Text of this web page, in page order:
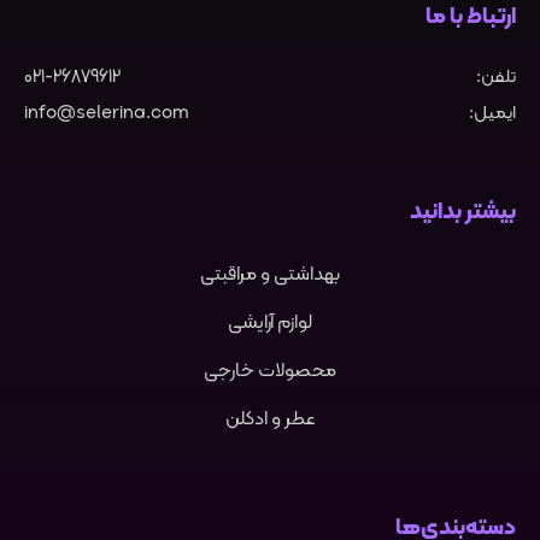
ارتباط با ما
تلفن:
021-26879612
ایمیل:
info@selerina.com
بیشتر بدانید
بهداشتی و مراقبتی
لوازم آرایشی
محصولات خارجی
عطر و ادکلن
دسته‌بندی‌ها